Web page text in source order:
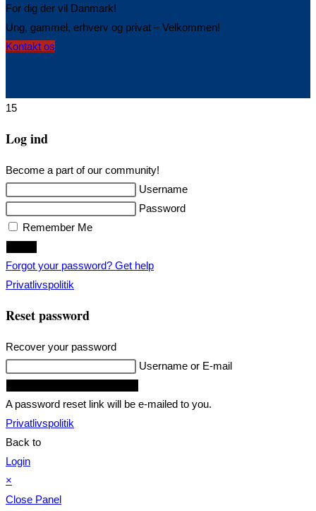
For dig der vil Danmark!
Ung, gammel, erhverv og privat – Velkommen!
Kontakt osOpens
new
15
Log ind
Become a part of our community!
Username
Password
Remember Me
Forgot your password? Get help
Privatlivspolitik
Reset password
Recover your password
Username or E-mail
A password reset link will be e-mailed to you.
Privatlivspolitik
Back to
Login
×
Close Panel